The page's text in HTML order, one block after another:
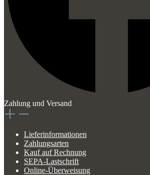
Zahlung und Versand
Lieferinformationen
Zahlungsarten
Kauf auf Rechnung
SEPA-Lastschrift
Online-Überweisung